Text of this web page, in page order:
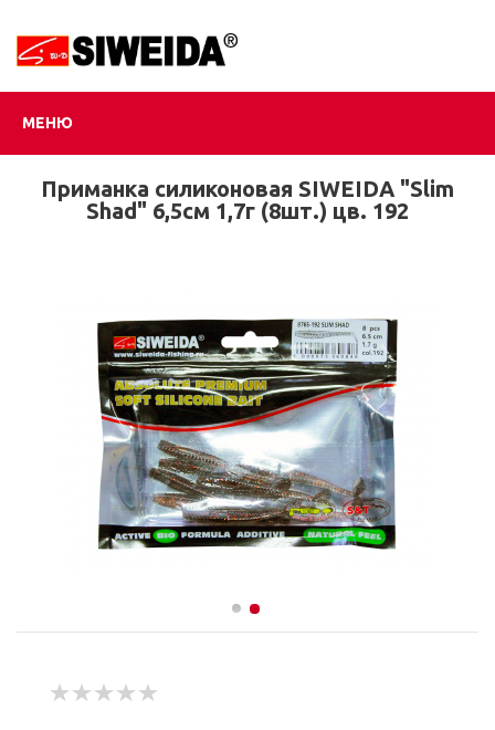
МЕНЮ
Приманка силиконовая SIWEIDA "Slim
Shad" 6,5см 1,7г (8шт.) цв. 192